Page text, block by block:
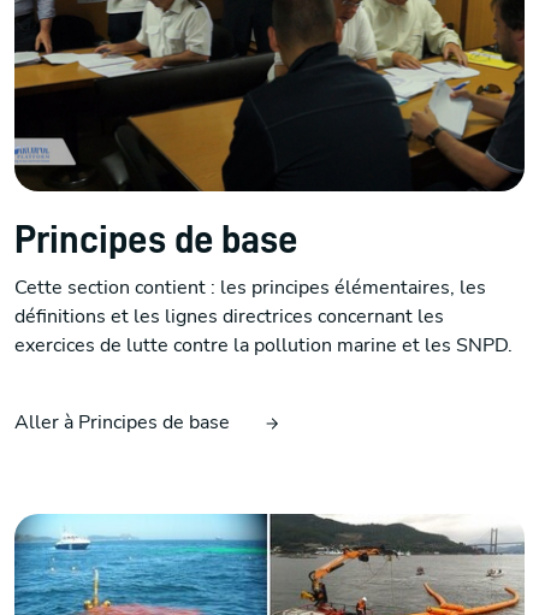
Principes de base
Cette section contient : les principes élémentaires, les
définitions et les lignes directrices concernant les
exercices de lutte contre la pollution marine et les SNPD.
Aller à Principes de base